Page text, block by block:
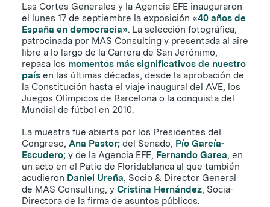
Las Cortes Generales y la Agencia EFE inauguraron
el lunes 17 de septiembre la exposición «40 años de
España en democracia». La selección fotográfica,
patrocinada por MAS Consulting y presentada al aire
libre a lo largo de la Carrera de San Jerónimo,
repasa los momentos más significativos de nuestro
país en las últimas décadas, desde la aprobación de
la Constitución hasta el viaje inaugural del AVE, los
Juegos Olímpicos de Barcelona o la conquista del
Mundial de fútbol en 2010.
La muestra fue abierta por los Presidentes del
Congreso, Ana Pastor; del Senado, Pío García-
Escudero; y de la Agencia EFE, Fernando Garea, en
un acto en el Patio de Floridablanca al que también
acudieron Daniel Ureña, Socio & Director General
de MAS Consulting, y Cristina Hernández, Socia-
Directora de la firma de asuntos públicos.